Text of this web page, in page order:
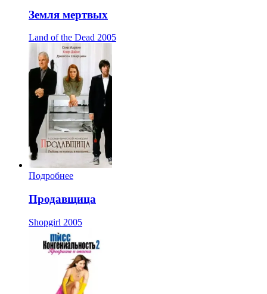
Земля мертвых
Land of the Dead 2005
Подробнее
Продавщица
Shopgirl 2005